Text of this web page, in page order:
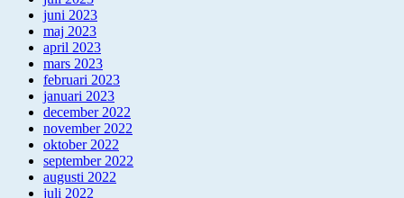
juni 2023
maj 2023
april 2023
mars 2023
februari 2023
januari 2023
december 2022
november 2022
oktober 2022
september 2022
augusti 2022
juli 2022